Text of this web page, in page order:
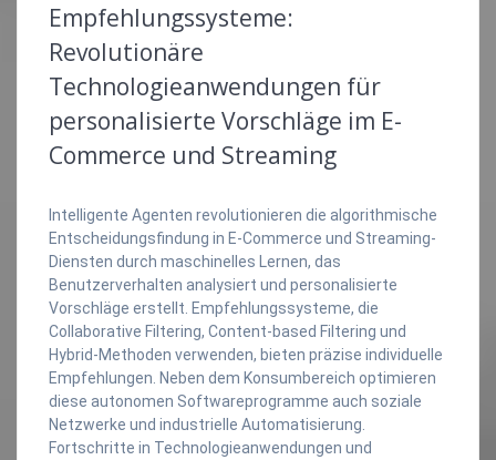
Empfehlungssysteme:
Revolutionäre
Technologieanwendungen für
personalisierte Vorschläge im E-
Commerce und Streaming
Intelligente Agenten revolutionieren die algorithmische
Entscheidungsfindung in E-Commerce und Streaming-
Diensten durch maschinelles Lernen, das
Benutzerverhalten analysiert und personalisierte
Vorschläge erstellt. Empfehlungssysteme, die
Collaborative Filtering, Content-based Filtering und
Hybrid-Methoden verwenden, bieten präzise individuelle
Empfehlungen. Neben dem Konsumbereich optimieren
diese autonomen Softwareprogramme auch soziale
Netzwerke und industrielle Automatisierung.
Fortschritte in Technologieanwendungen und